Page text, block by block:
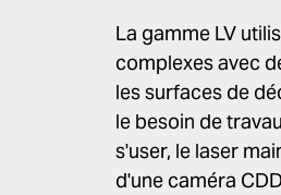
La gamme LV
complexes avec
les surfaces de
le besoin de
s'user, le laser
d'une caméra